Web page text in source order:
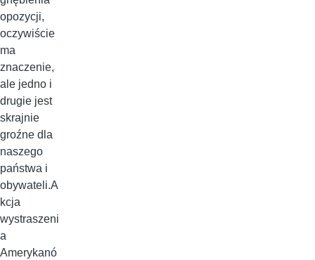
opozycji,
oczywiście
ma
znaczenie,
ale jedno i
drugie jest
skrajnie
groźne dla
naszego
państwa i
obywateli.A
kcja
wystraszeni
a
Amerykanó